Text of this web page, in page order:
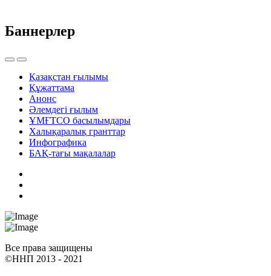
Баннерлер
Қазақстан ғылымы
Құжаттама
Анонс
Әлемдегі ғылым
ҰМҒТСО басылымдары
Халықаралық гранттар
Инфографика
БАҚ-тағы мақалалар
Все права защищены
©ННП 2013 - 2021